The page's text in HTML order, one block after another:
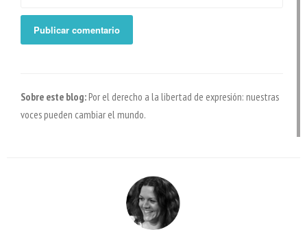
Sobre este blog:Por el derecho a la libertad de expresión: nuestras
voces pueden cambiar el mundo.